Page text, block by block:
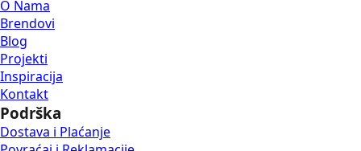
O Nama
Brendovi
Blog
Projekti
Inspiracija
Kontakt
Podrška
Dostava i Plaćanje